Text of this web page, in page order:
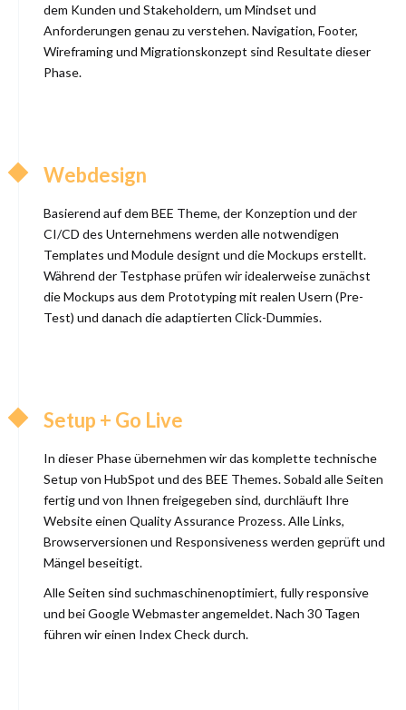
dem Kunden und Stakeholdern, um Mindset und
Anforderungen genau zu verstehen. Navigation, Footer,
Wireframing und Migrationskonzept sind Resultate dieser
Phase.
Webdesign
Basierend auf dem BEE Theme, der Konzeption und der
CI/CD des Unternehmens werden alle notwendigen
Templates und Module designt und die Mockups erstellt.
Während der Testphase prüfen wir idealerweise zunächst
die Mockups aus dem Prototyping mit realen Usern (Pre-
Test) und danach die adaptierten Click-Dummies.
Setup + Go Live
In dieser Phaseübernehmen wir das komplette technische
Setup von HubSpot und des BEE Themes.Sobald alle Seiten
fertig und von Ihnen freigegeben sind, durchläuft Ihre
Website einen Quality Assurance Prozess. Alle Links,
Browserversionen und Responsiveness werden geprüft und
Mängel beseitigt.
Alle Seiten sind suchmaschinenoptimiert, fully responsive
und bei Google Webmaster angemeldet. Nach 30 Tagen
führen wir einen Index Check durch.